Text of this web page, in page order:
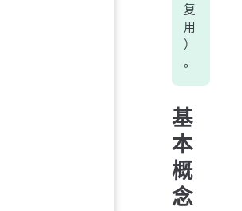
复
用
）
。
基
本
概
念